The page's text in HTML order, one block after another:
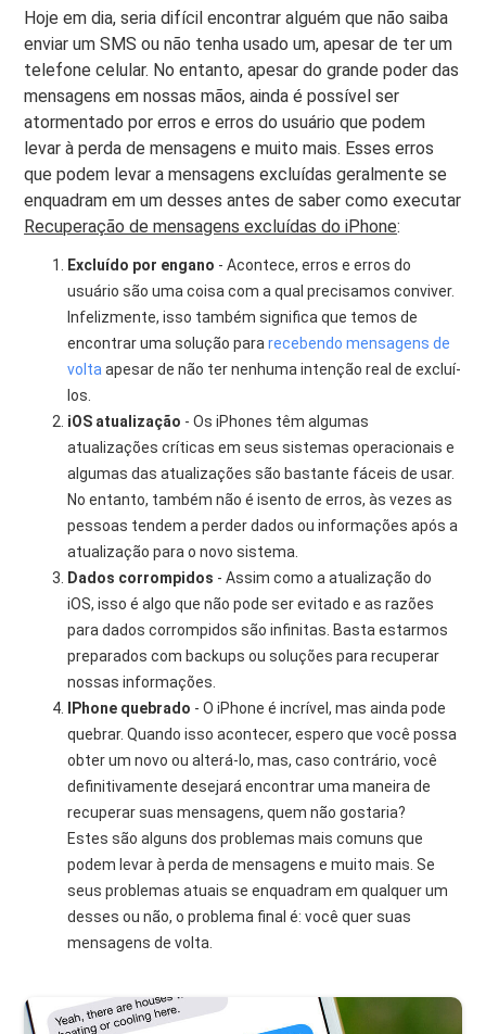
Hoje em dia, seria difícil encontrar alguém que não saiba
enviar um SMS ou não tenha usado um, apesar de ter um
telefone celular. No entanto, apesar do grande poder das
mensagens em nossas mãos, ainda é possível ser
atormentado por erros e erros do usuário que podem
levar à perda de mensagens e muito mais. Esses erros
que podem levar a mensagens excluídas geralmente se
enquadram em um desses antes de saber como executar
Recuperação de mensagens excluídas do iPhone:
Excluído por engano - Acontece, erros e erros do
usuário são uma coisa com a qual precisamos conviver.
Infelizmente, isso também significa que temos de
encontrar uma solução pararecebendo mensagens de
volta apesar de não ter nenhuma intenção real de excluí-
los.
iOS atualização - Os iPhones têm algumas
atualizações críticas em seus sistemas operacionais e
algumas das atualizações são bastante fáceis de usar.
No entanto, também não é isento de erros, às vezes as
pessoas tendem a perder dados ou informações após a
atualização para o novo sistema.
Dados corrompidos - Assim como a atualização do
iOS, isso é algo que não pode ser evitado e as razões
para dados corrompidos são infinitas. Basta estarmos
preparados com backups ou soluções para recuperar
nossas informações.
IPhone quebrado - O iPhone é incrível, mas ainda pode
quebrar. Quando isso acontecer, espero que você possa
obter um novo ou alterá-lo, mas, caso contrário, você
definitivamente desejará encontrar uma maneira de
recuperar suas mensagens, quem não gostaria?
Estes são alguns dos problemas mais comuns que
podem levar à perda de mensagens e muito mais. Se
seus problemas atuais se enquadram em qualquer um
desses ou não, o problema final é: você quer suas
mensagens de volta.